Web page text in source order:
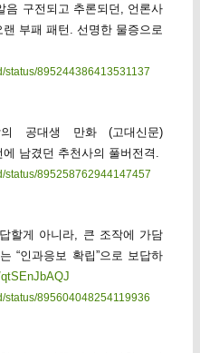
음 구전되고 추론되던, 언론사
부패 패턴. 선명한 물증으로
status/895244386413531137
의 공대생 만화 (고대신문)
남겼던 추천사의 풀버전격.
status/895258762944147457
할게 아니라, 큰 조작에 가담
“인과응보 확립”으로 보답하
status/895604048254119936